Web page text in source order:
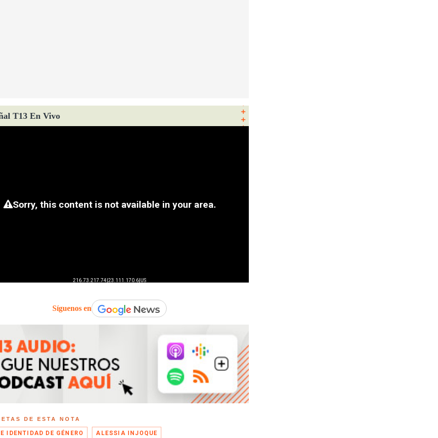
T13 En Vivo
Síguenos en
DE ESTA NOTA
IDENTIDAD DE GÉNERO ALESSIA INJOQUE